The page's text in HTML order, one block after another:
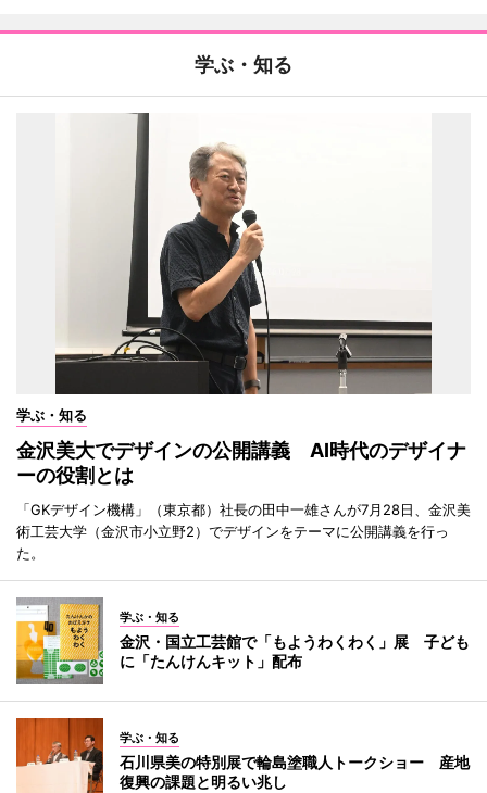
学ぶ・知る
学ぶ・知る
金沢美大でデザインの公開講義 AI時代のデザイナ
ーの役割とは
「GKデザイン機構」（東京都）社長の田中一雄さんが7月28日、金沢美
術工芸大学（金沢市小立野2）でデザインをテーマに公開講義を行っ
た。
学ぶ・知る
金沢・国立工芸館で「もようわくわく」展 子ども
に「たんけんキット」配布
学ぶ・知る
石川県美の特別展で輪島塗職人トークショー 産地
復興の課題と明るい兆し